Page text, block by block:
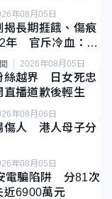
年08月05日
揭長期捱餓、傷痕
年 官斥冷血：同
2026年08月05日
絲越界 日女死忠
播道歉後輕生
年08月06日
傷人 港人母子分
年08月05日
電騙陷阱 分81次
近6900萬元